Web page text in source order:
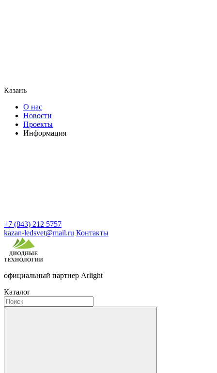
Казань
О нас
Новости
Проекты
Информация
+7 (843) 212 5757
kazan-ledsvet@mail.ru Контакты
официальный партнер Arlight
Каталог